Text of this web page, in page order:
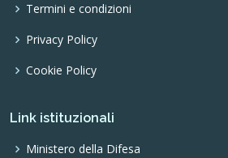
Termini e condizioni
Privacy Policy
Cookie Policy
Link istituzionali
Ministero della Difesa